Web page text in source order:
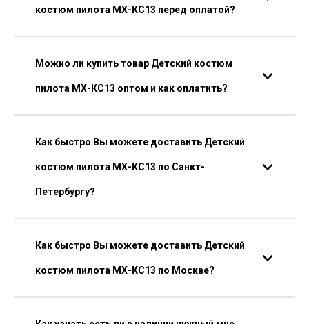
костюм пилота МХ-КС13 перед оплатой?
Можно ли купить товар Детский костюм
пилота МХ-КС13 оптом и как оплатить?
Как быстро Вы можете доставить Детский
костюм пилота МХ-КС13 по Санкт-
Петербургу?
Как быстро Вы можете доставить Детский
костюм пилота МХ-КС13 по Москве?